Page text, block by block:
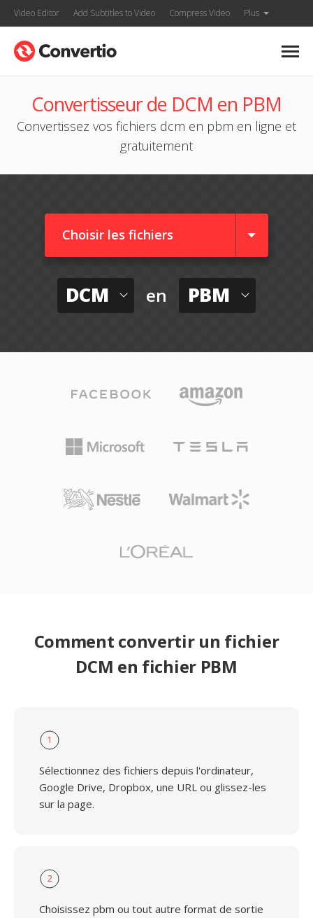
Video Editor Add Subtitles to Video Compress Video Plus
Convertisseur de DCM en PBM
Convertissez vos fichiers dcm en pbm en ligne et
gratuitement
Choisir les fichiers
DCM en PBM
Comment convertir un fichier
DCM en fichier PBM
1
Sélectionnez des fichiers depuis l'ordinateur,
Google Drive, Dropbox, une URL ou glissez-les
sur la page.
2
Choisissez pbm ou tout autre format de sortie